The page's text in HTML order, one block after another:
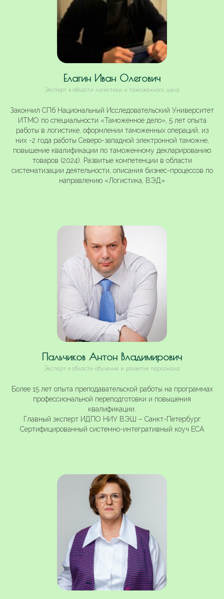
Елагин Иван Олегович
Эксперт в области логистики и таможенного дела
Закончил СПб Национальный Исследовательский Университет
ИТМО по специальности «Таможенное дело», 5 лет опыта
работы в логистике, оформлении таможенных операций, из
них -2 года работы Северо-западной электронной таможне,
повышение квалификации по таможенному декларированию
товаров (2024). Развитые компетенции в области
систематизации деятельности, описания бизнес-процессов по
направлению «Логистика, ВЭД»
Пальчиков Антон Владимирович
Эксперт в области обучения и развития персонала
Более 15 лет опыта преподавательской работы на программах
профессиональной переподготовки и повышения
квалификации.
Главный эксперт ИДПО НИУ ВЭШ – Санкт-Петербург
Сертифицированный системно-интегративный коуч ЕСА